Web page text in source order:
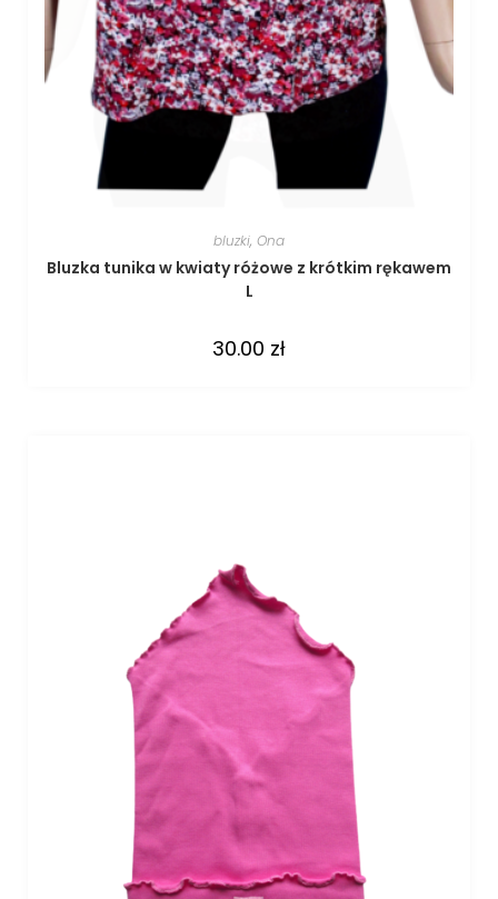
bluzki, Ona
Bluzka tunika w kwiaty różowe z krótkim rękawem
L
30.00 zł